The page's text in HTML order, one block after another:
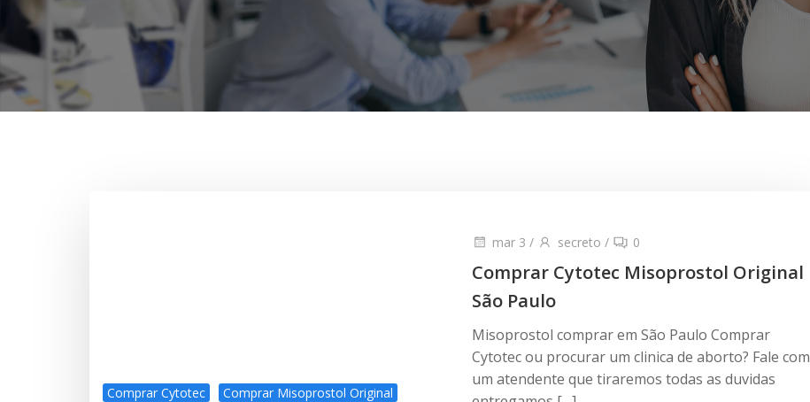
Comprar Cytotec
Comprar Misoprostol Original
mar 3 / secreto / 0
Comprar Cytotec Misoprostol Original
São Paulo
Misoprostol comprar em São Paulo Comprar
Cytotec ou procurar um clinica de aborto? Fale com
um atendente que tiraremos todas as duvidas